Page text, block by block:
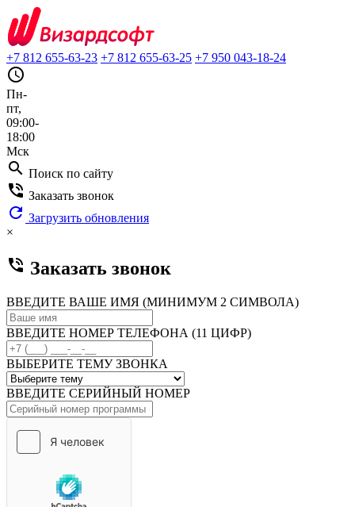
+7 812 655-63-23 +7 812 655-63-25 +7 950 043-18-24
query_builder
Пн-
пт,
09:00-
18:00
Мск
search Поиск по сайту
phone_in_talk Заказать звонок
refresh Загрузить обновления
×
phone_in_talk Заказать звонок
ВВЕДИТЕ ВАШЕ ИМЯ (МИНИМУМ 2 СИМВОЛА)
ВВЕДИТЕ НОМЕР ТЕЛЕФОНА (11 ЦИФР)
ВЫБЕРИТЕ ТЕМУ ЗВОНКА
ВВЕДИТЕ СЕРИЙНЫЙ НОМЕР